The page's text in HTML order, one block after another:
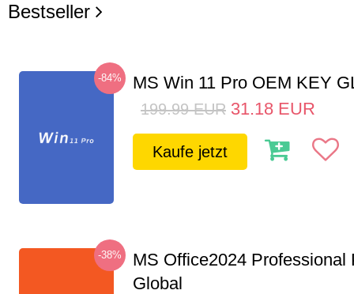
Bestseller
-84% MS Win 11 Pro OEM KEY
199.99 EUR 31.18 EUR
Kaufe jetzt
-38%
MS Office2024 Professional
Global